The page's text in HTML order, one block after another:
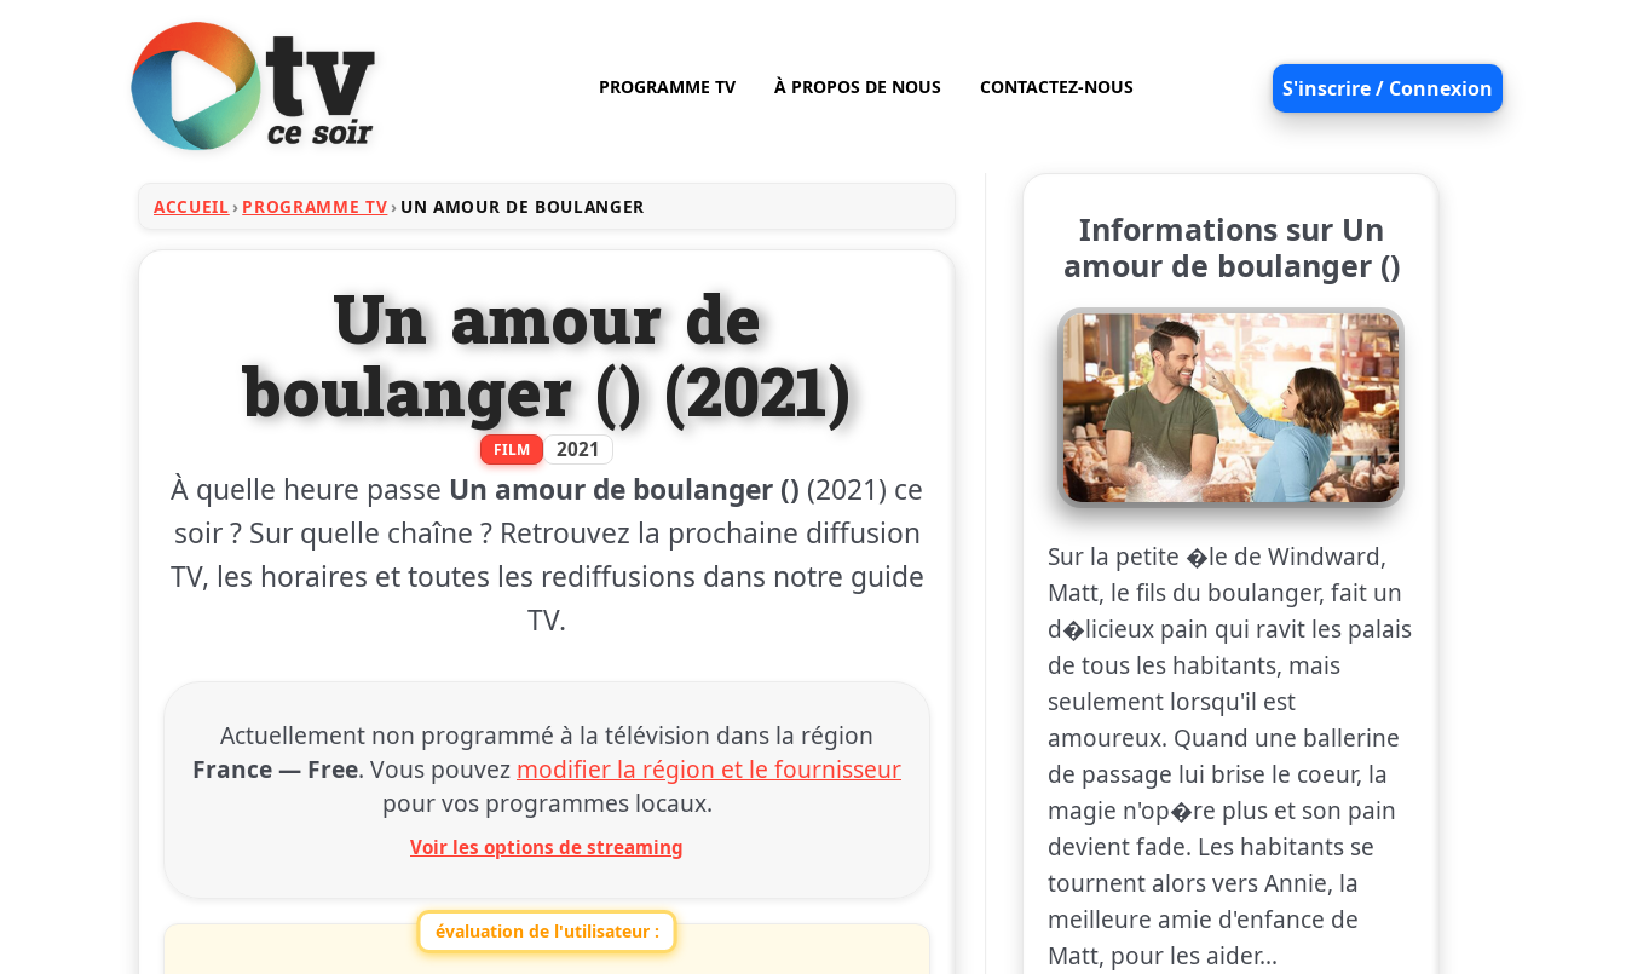
PROGRAMME TV À PROPOS DE NOUS CONTACTEZ-NOUS S'inscrire / Connexion
ACCUEIL PROGRAMME TV UN AMOUR DE BOULANGER
Un amour de
boulanger () (2021)
FILM 2021
À quelle heure passe Un amour de boulanger () (2021) ce
soir ? Sur quelle chaîne ? Retrouvez la prochaine diffusion
TV, les horaires et toutes les rediffusions dans notre guide
TV.
Actuellement non programmé à la télévision dans la région
France — Free. Vous pouvez modifier la région et le fournisseur
pour vos programmes locaux.
Voir les options de streaming
évaluation de l'utilisateur :
Informations sur Un
amour de boulanger ()
Sur la petite �le de Windward,
Matt, le fils du boulanger, fait un
d�licieux pain qui ravit les palais
de tous les habitants, mais
seulement lorsqu'il est
amoureux. Quand une ballerine
de passage lui brise le coeur, la
magie n'op�re plus et son pain
devient fade. Les habitants se
tournent alors vers Annie, la
meilleure amie d'enfance de
Matt, pour les aider...